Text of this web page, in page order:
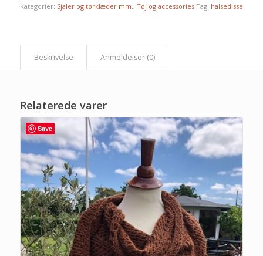
Kategorier: Sjaler og tørklæder mm., Tøj og accessories Tag: halsedisse
Beskrivelse Anmeldelser (0)
Relaterede varer
Save